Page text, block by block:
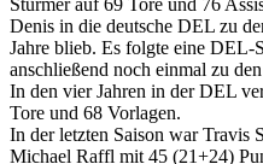
Denis in die deutsche DEL zu
Jahre blieb. Es folgte eine DEL-
anschließend noch einmal zu
In den vier Jahren in der DEL
Tore und 68 Vorlagen.
In der letzten Saison war Travis
Michael Raffl mit 45 (21+24)